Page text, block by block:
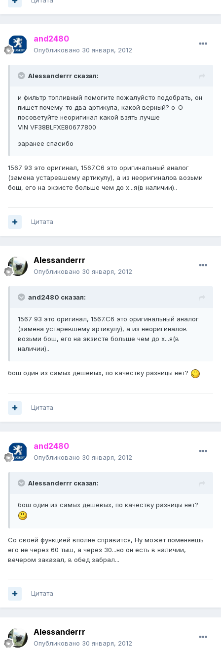
and2480
Опубликовано 30 января, 2012
Alessanderrr сказал:
и фильтр топливный помогите пожалуйсто подобрать, он
пишет почему-то два артикула, какой верный? о_О
посоветуйте неоригинал какой взять лучше
VIN VF38BLFXE80677800
заранее спасибо
1567 93 это оригинал, 1567.C6 это оригинальный аналог
(замена устаревшему артикулу), а из неоригиналов возьми
бош, его на экзисте больше чем до х...я(в наличии)..
Цитата
Alessanderrr
Опубликовано 30 января, 2012
and2480 сказал:
1567 93 это оригинал, 1567.C6 это оригинальный аналог
(замена устаревшему артикулу), а из неоригиналов
возьми бош, его на экзисте больше чем до х...я(в
наличии)..
бош один из самых дешевых, по качеству разницы нет?
Цитата
and2480
Опубликовано 30 января, 2012
Alessanderrr сказал:
бош один из самых дешевых, по качеству разницы нет?
Со своей функцией вполне справится, Ну может поменяешь
его не через 60 тыш, а через 30...но он есть в наличии,
вечером заказал, в обед забрал...
Цитата
Alessanderrr
Опубликовано 30 января, 2012